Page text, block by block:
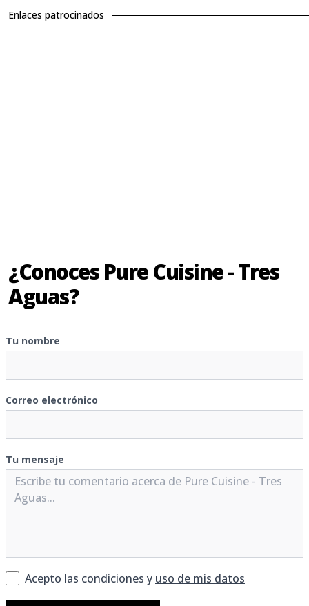
Enlaces patrocinados
¿Conoces Pure Cuisine - Tres
Aguas?
Tu nombre
Correo electrónico
Tu mensaje
Acepto las condiciones y uso de mis datos